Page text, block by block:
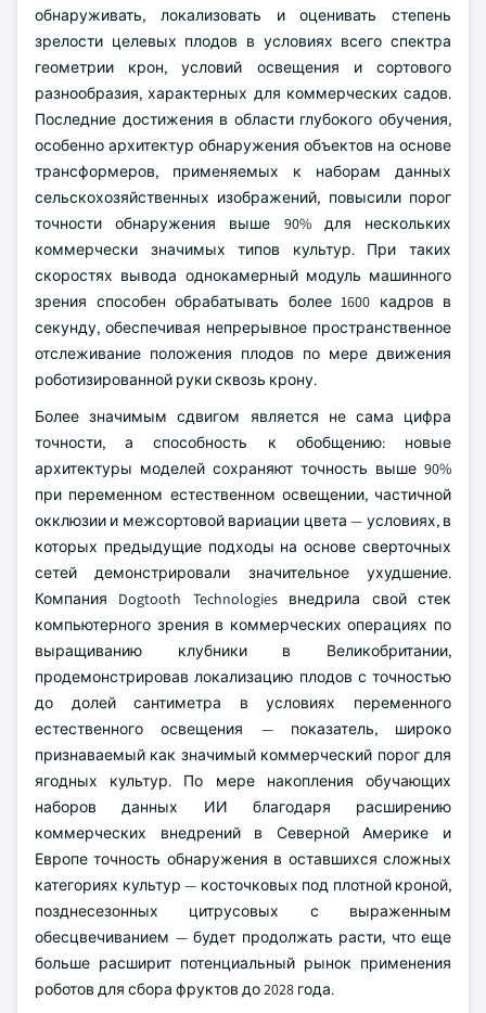
обнаруживать, локализовать и оценивать степень
зрелости целевых плодов в условиях всего спектра
геометрии крон, условий освещения и сортового
разнообразия, характерных для коммерческих садов.
Последние достижения в области глубокого обучения,
особенно архитектур обнаружения объектов на основе
трансформеров, применяемых к наборам данных
сельскохозяйственных изображений, повысили порог
точности обнаружения выше 90% для нескольких
коммерчески значимых типов культур. При таких
скоростях вывода однокамерный модуль машинного
зрения способен обрабатывать более 1600 кадров в
секунду, обеспечивая непрерывное пространственное
отслеживание положения плодов по мере движения
роботизированной руки сквозь крону.
Более значимым сдвигом является не сама цифра
точности, а способность к обобщению: новые
архитектуры моделей сохраняют точность выше 90%
при переменном естественном освещении, частичной
окклюзии и межсортовой вариации цвета — условиях, в
которых предыдущие подходы на основе сверточных
сетей демонстрировали значительное ухудшение.
Компания Dogtooth Technologies внедрила свой стек
компьютерного зрения в коммерческих операциях по
выращиванию клубники в Великобритании,
продемонстрировав локализацию плодов с точностью
до долей сантиметра в условиях переменного
естественного освещения — показатель, широко
признаваемый как значимый коммерческий порог для
ягодных культур. По мере накопления обучающих
наборов данных ИИ благодаря расширению
коммерческих внедрений в Северной Америке и
Европе точность обнаружения в оставшихся сложных
категориях культур — косточковых под плотной кроной,
позднесезонных цитрусовых с выраженным
обесцвечиванием — будет продолжать расти, что еще
больше расширит потенциальный рынок применения
роботов для сбора фруктов до 2028 года.